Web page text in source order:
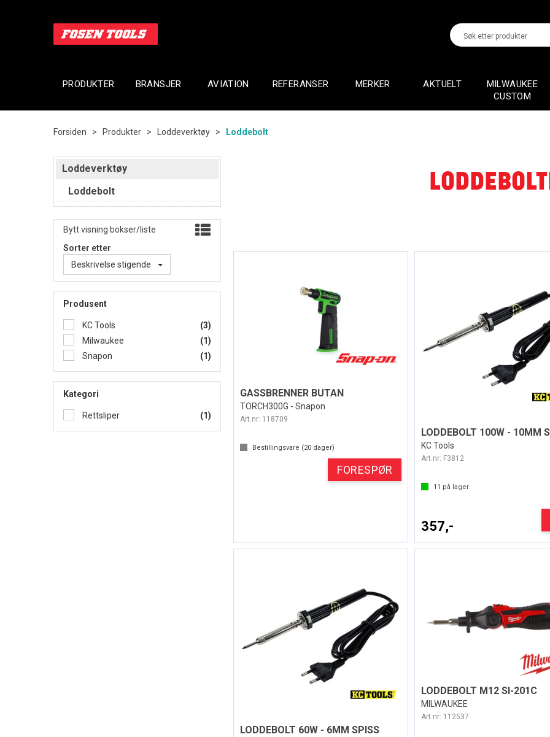
PRODUKTER BRANSJER AVIATION REFERANSER MERKER AKTUELT
MILWAUKEE
CUSTOM
Forsiden > Produkter > Loddeverktøy > Loddebolt
Bytt visning bokser/liste
Sorter etter
Beskrivelse stigende
Produsent
KC Tools
(3)
Milwaukee
(1)
Snapon
(1)
Kategori
Rettsliper (1)
Loddeverktøy
Loddebolt
GASSBRENNER BUTAN
TORCH300G - Snapon
Art.nr: 118709
Bestillingsvare (20dager)
FORESPØR
LODDEBOLT 100W - 10MM
KC Tools
Art.nr: F3812
11 på lager
357,-
LODDEBOLT 60W - 6MM SPISS
LODDEBOLT M12 SI-201C
MILWAUKEE
Art.nr: 112537